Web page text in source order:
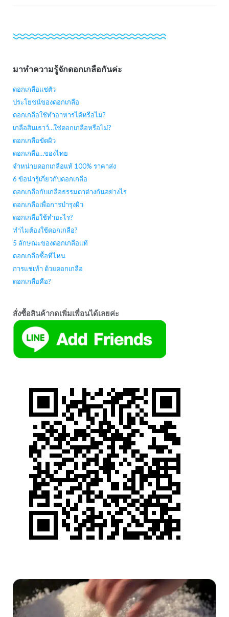
มาทำความรู้จักดอกเกลือกันค่ะ
ดอกเกลือแช่ตัว
ประโยชน์ของดอกเกลือ
ดอกเกลือใช้ทำอาหารได้หรือไม่?
เกลือสินเธาว์…ใช่ดอกเกลือหรือไม่?
ดอกเกลือขัดผิว
ดอกเกลือ…ของไทย
จำหน่ายดอกเกลือแท้ 100% ราคาส่ง
6 ข้อน่ารู้เกี่ยวกับดอกเกลือ
ดอกเกลือกับเกลือธรรมดาต่างกันอย่างไร
ดอกเกลือเพื่อการบำรุงผิว
ดอกเกลือใช้ทำอะไร?
ทำไมต้องใช้ดอกเกลือ?
5 ลักษณะของดอกเกลือแท้
ดอกเกลือซื้อที่ไหน
การแช่เท้า ด้วยดอกเกลือ
ดอกเกลือคือ?
สั่งซื้อสินค้ากดเพิ่มเพื่อนได้เลยค่ะ